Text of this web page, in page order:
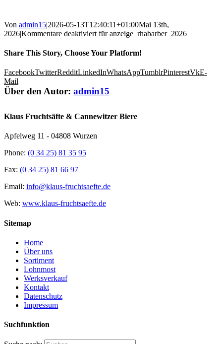
Von admin15|2026-05-13T12:40:11+01:00Mai 13th,
2026|Kommentare deaktiviert für anzeige_rhabarber_2026
Share This Story, Choose Your Platform!
FacebookTwitterRedditLinkedInWhatsAppTumblrPinterestVkE-
Mail
Über den Autor: admin15
Klaus Fruchtsäfte & Cannewitzer Biere
Apfelweg 11 - 04808 Wurzen
Phone: (0 34 25) 81 35 95
Fax: (0 34 25) 81 66 97
Email: info@klaus-fruchtsaefte.de
Web: www.klaus-fruchtsaefte.de
Sitemap
Home
Über uns
Sortiment
Lohnmost
Werksverkauf
Kontakt
Datenschutz
Impressum
Suchfunktion